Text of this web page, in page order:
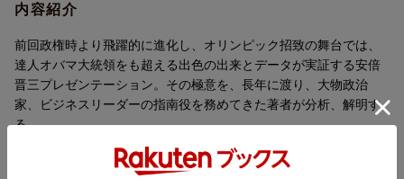
内容紹介
前回政権時より飛躍的に進化し、オリンピック招致の舞台では、
達人オバマ大統領をも超える出色の出来とデータが実証する安倍
晋三プレゼンテーション。その極意を、長年に渡り、大物政治
家、ビジネスリーダーの指南役を務めてきた著者が分析、解明す
る。
内容紹介（「BOOK」データベースより）